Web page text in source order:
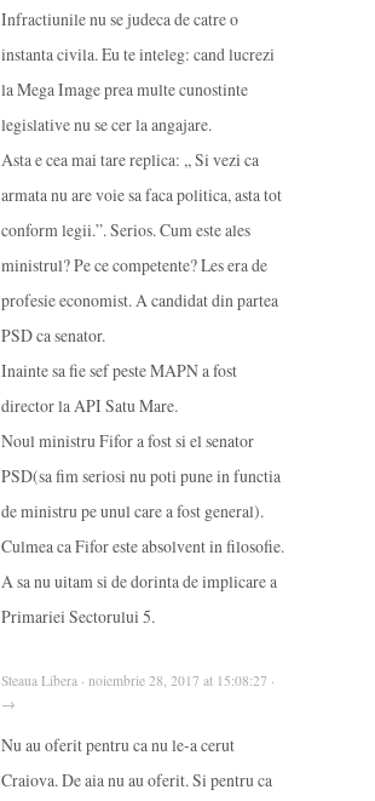
Infractiunile nu se judeca de catre o
instanta civila. Eu te inteleg: cand lucrezi
la Mega Image prea multe cunostinte
legislative nu se cer la angajare.
Asta e cea mai tare replica: ,, Si vezi ca
armata nu are voie sa faca politica, asta tot
conform legii.”. Serios. Cum este ales
ministrul? Pe ce competente? Les era de
profesie economist. A candidat din partea
PSD ca senator.
Inainte sa fie sef peste MAPN a fost
director la API Satu Mare.
Noul ministru Fifor a fost si el senator
PSD(sa fim seriosi nu poti pune in functia
de ministru pe unul care a fost general).
Culmea ca Fifor este absolvent in filosofie.
A sa nu uitam si de dorinta de implicare a
Primariei Sectorului 5.
Steaua Libera · noiembrie 28, 2017 at 15:08:27 ·
→
Nu au oferit pentru ca nu le-a cerut
Craiova. De aia nu au oferit. Si pentru ca